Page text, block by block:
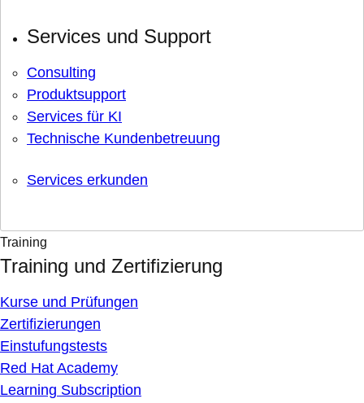
Services und Support
Consulting
Produktsupport
Services für KI
Technische Kundenbetreuung
Services erkunden
Training
Training und Zertifizierung
Kurse und Prüfungen
Zertifizierungen
Einstufungstests
Red Hat Academy
Learning Subscription